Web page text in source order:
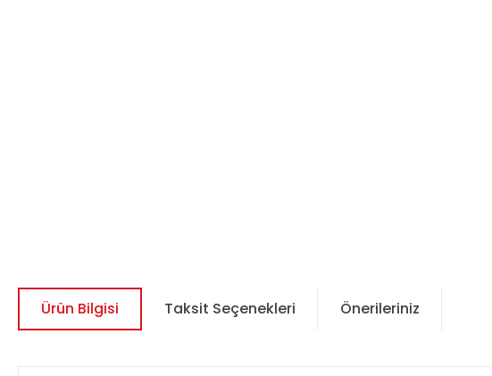
Ürün Bilgisi Taksit Seçenekleri Önerileriniz